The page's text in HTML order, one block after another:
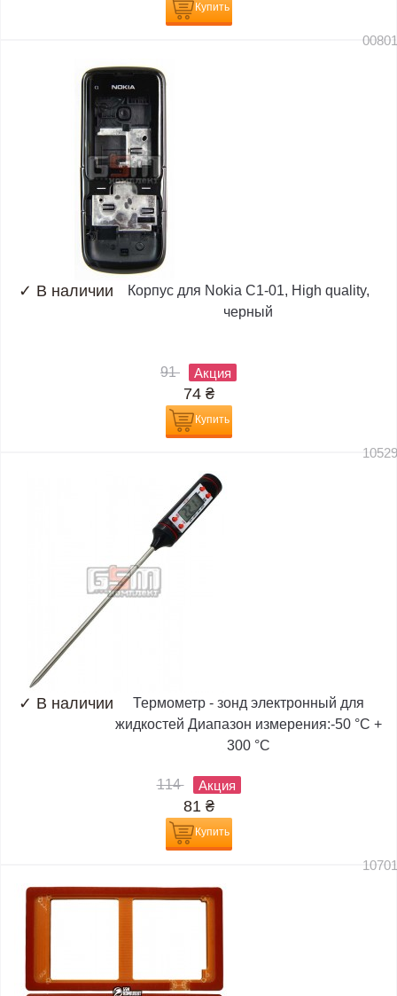
Купить
✓ В наличии
Корпус для Nokia C1-01, High quality,
черный
91 Акция
74 ₴
Купить
✓ В наличии
Термометр - зонд электронный для
жидкостей Диапазон измерения:-50 °C +
300 °C
114 Акция
81 ₴
Купить